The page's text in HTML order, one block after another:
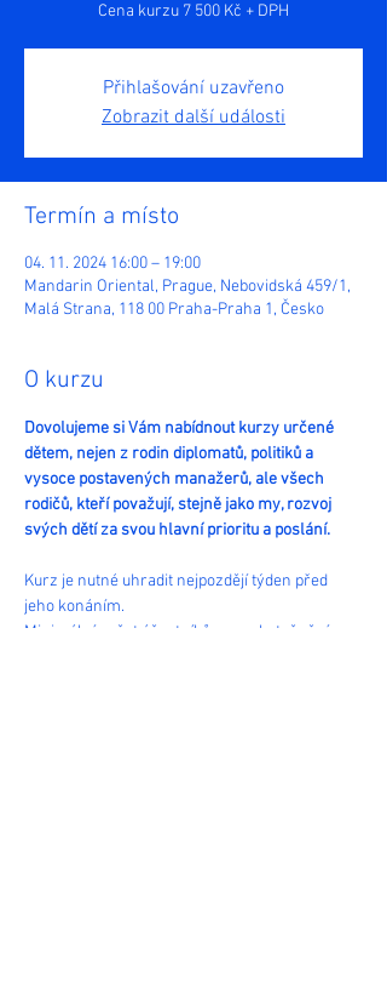
Cena kurzu 7 500 Kč + DPH
Přihlašování uzavřeno
Zobrazit další události
Termín a místo
04. 11. 2024 16:00 – 19:00
Mandarin Oriental, Prague, Nebovidská 459/1,
Malá Strana, 118 00 Praha-Praha 1, Česko
O kurzu
Dovolujeme si Vám nabídnout kurzy určené
dětem, nejen z rodin diplomatů, politiků a
vysoce postavených manažerů, ale všech
rodičů, kteří považují, stejně jako my, rozvoj
svých dětí za svou hlavní prioritu a poslání.
Kurz je nutné uhradit nejpozdějí týden před
jeho konáním.
Minimální počet účastníků pro uskutečnění